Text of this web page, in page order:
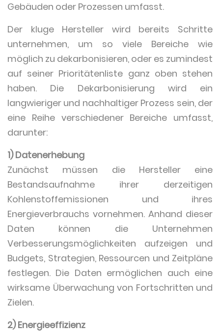
Gebäuden oder Prozessen umfasst.
Der kluge Hersteller wird bereits Schritte
unternehmen, um so viele Bereiche wie
möglich zu dekarbonisieren, oder es zumindest
auf seiner Prioritätenliste ganz oben stehen
haben. Die Dekarbonisierung wird ein
langwieriger und nachhaltiger Prozess sein, der
eine Reihe verschiedener Bereiche umfasst,
darunter:
1) Datenerhebung
Zunächst müssen die Hersteller eine
Bestandsaufnahme ihrer derzeitigen
Kohlenstoffemissionen und ihres
Energieverbrauchs vornehmen. Anhand dieser
Daten können die Unternehmen
Verbesserungsmöglichkeiten aufzeigen und
Budgets, Strategien, Ressourcen und Zeitpläne
festlegen. Die Daten ermöglichen auch eine
wirksame Überwachung von Fortschritten und
Zielen.
2) Energieeffizienz